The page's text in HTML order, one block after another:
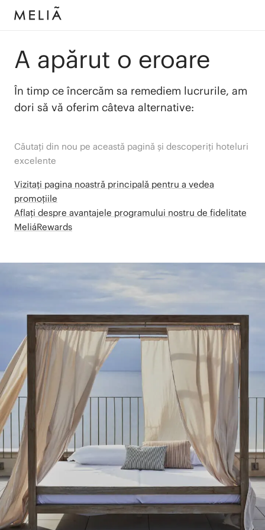
A apărut o eroare
În timp ce încercăm sa remediem lucrurile, am
dori să vă oferim câteva alternative:
Căutați din nou pe această pagină și descoperiți hoteluri
excelente
Vizitați pagina noastră principală pentru a vedea
promoțiile
Aflați despre avantajele programului nostru de fidelitate
MeliáRewards